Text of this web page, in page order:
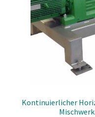
Kontinuierlicher